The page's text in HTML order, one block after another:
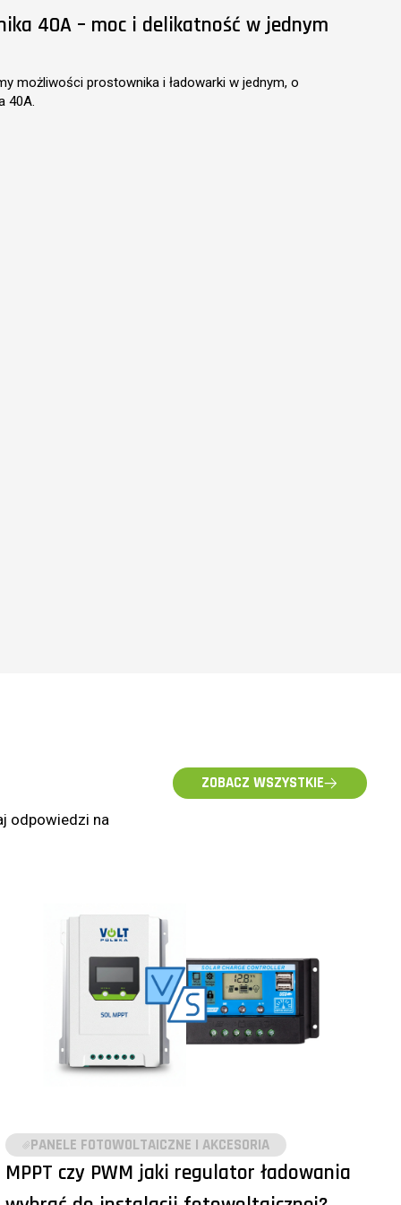
40A – moc i delikatność w jednym
możliwości prostownika i ładowarki w jednym, o
40A.
ZOBACZ WSZYSTKIE
odpowiedzi na
PANELE FOTOWOLTAICZNE I AKCESORIA
MPPT czy PWM jaki regulator ładowania